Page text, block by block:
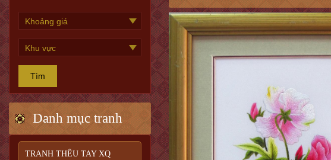
Tìm
Danh mục tranh
TRANH THÊU TAY XQ